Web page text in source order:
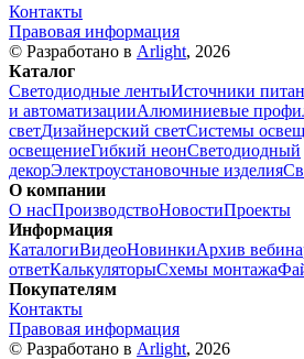
Контакты
Правовая информация
© Разработано в Arlight, 2026
Каталог
Светодиодные лентыИсточники
и автоматизацииАлюминиевые
светДизайнерский светСистемы
освещениеГибкий неонСветодиодный
декорЭлектроустановочные изделия
О компании
О насПроизводствоНовостиПроекты
Информация
КаталогиВидеоНовинкиАрхив
ответКалькуляторыСхемы монтажа
Покупателям
Контакты
Правовая информация
© Разработано в Arlight, 2026